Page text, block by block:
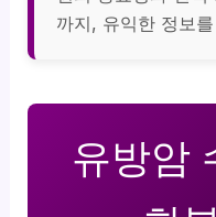
까지, 유익한 정보
유방암